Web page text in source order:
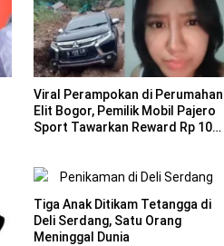
Viral Perampokan di Perumahan
Elit Bogor, Pemilik Mobil Pajero
Sport Tawarkan Reward Rp 10
Tiga Anak Ditikam Tetangga di
Deli Serdang, Satu Orang
Meninggal Dunia